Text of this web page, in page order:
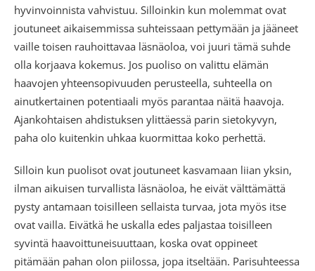
hyvinvoinnista vahvistuu. Silloinkin kun molemmat ovat
joutuneet aikaisemmissa suhteissaan pettymään ja jääneet
vaille toisen rauhoittavaa läsnäoloa, voi juuri tämä suhde
olla korjaava kokemus. Jos puoliso on valittu elämän
haavojen yhteensopivuuden perusteella, suhteella on
ainutkertainen potentiaali myös parantaa näitä haavoja.
Ajankohtaisen ahdistuksen ylittäessä parin sietokyvyn,
paha olo kuitenkin uhkaa kuormittaa koko perhettä.
Silloin kun puolisot ovat joutuneet kasvamaan liian yksin,
ilman aikuisen turvallista läsnäoloa, he eivät välttämättä
pysty antamaan toisilleen sellaista turvaa, jota myös itse
ovat vailla. Eivätkä he uskalla edes paljastaa toisilleen
syvintä haavoittuneisuuttaan, koska ovat oppineet
pitämään pahan olon piilossa, jopa itseltään. Parisuhteessa